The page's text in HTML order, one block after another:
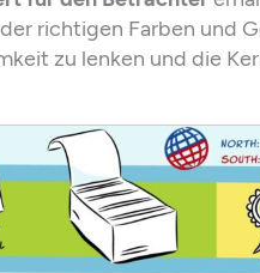
richtigen Farben und
zu lenken und die